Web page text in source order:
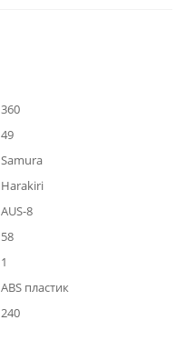
360
49
Samura
Harakiri
AUS-8
58
1
ABS пластик
240